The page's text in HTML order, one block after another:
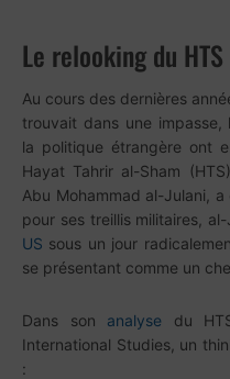
Le relooking du HTS
Au cours des dernières
trouvait dans une
la politique étrangère ont
Hayat Tahrir al-Sham
Abu Mohammad al-Julani,
pour ses treillis militaires,
US sous un jour
se présentant comme un
Dans son analyse du
International Studies, un
: